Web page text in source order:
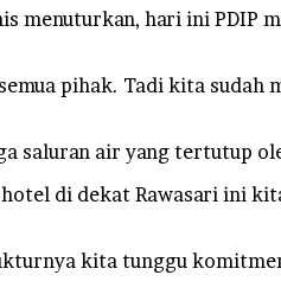
menuturkan, hari ini
pihak. Tadi kita sudah
saluran air yang tertutup
di dekat Rawasari ini
kita tunggu